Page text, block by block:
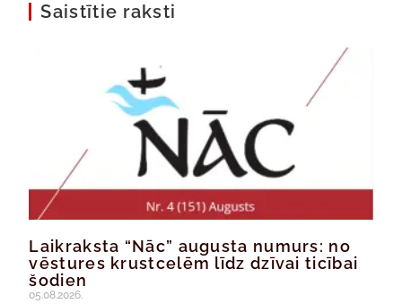
Saistītie raksti
Laikraksta “Nāc” augusta numurs: no
vēstures krustcelēm līdz dzīvai ticībai
šodien
05.08.2026.